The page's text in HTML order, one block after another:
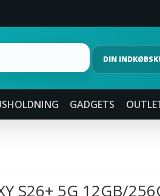
DIN
GADGETS
S26+ 5G 12GB/